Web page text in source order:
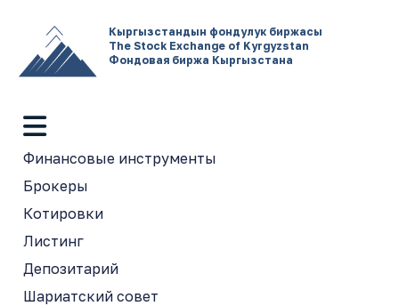
Кыргызстандын фондулук биржасы
The Stock Exchange of Kyrgyzstan
Фондовая биржа Кыргызстана
Финансовые инструменты
Брокеры
Котировки
Листинг
Депозитарий
Шариатский совет